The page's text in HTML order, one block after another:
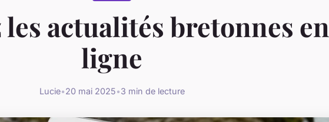
actualités bretonnes en
ligne
Lucie•20 mai 2025•3 min de lecture